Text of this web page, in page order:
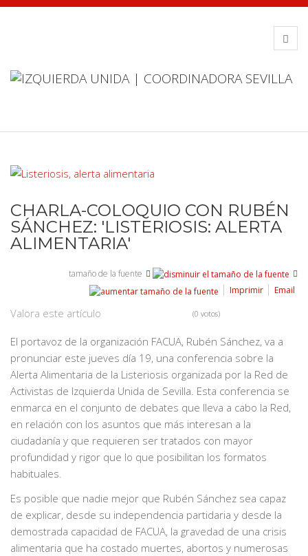
CHARLA-COLOQUIO CON RUBÉN
SÁNCHEZ: 'LISTERIOSIS: ALERTA
ALIMENTARIA'
tamaño de la fuente
Imprimir
Email
Valora este artículo (0 votos)
El portavoz de la organización FACUA, Rubén Sánchez, va a
pronunciar este jueves día 19, una conferencia sobre la
Alerta Alimentaria de la Listeriosis organizada por la Red de
Activistas de Izquierda Unida de Sevilla. Esta conferencia se
enmarca en el conjunto de debates que lleva a cabo la Red,
en relación con los asuntos que más interesan a la
ciudadanía y que requieren ser tratados con mayor
profundidad y rigor que lo que posibilitan los formatos
habituales.
Es posible que nadie mejor que Rubén Sánchez sea capaz
de explicar, desde su independencia partidaria y desde la
demostrada capacidad de FACUA, la gravedad de una crisis
alimentaria que ha costado muertes, abortos y numerosas